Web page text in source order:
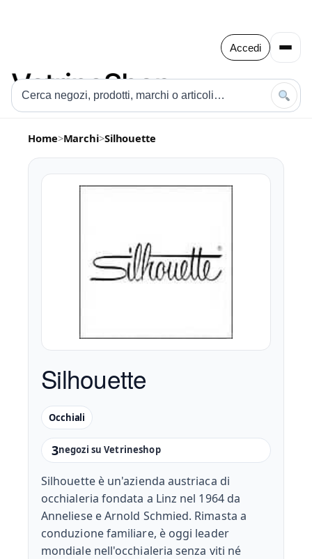
Accedi
Home>Marchi>Silhouette
Silhouette
3negozi su Vetrineshop
Occhiali
Silhouette è un'azienda austriaca di
occhialeria fondata a Linz nel 1964 da
Anneliese e Arnold Schmied. Rimasta a
conduzione familiare, è oggi leader
mondiale nell'occhialeria senza viti né